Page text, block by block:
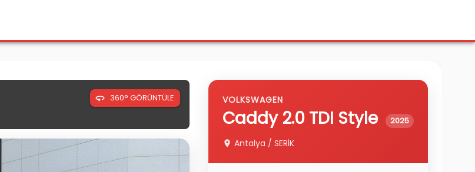
360° GÖRÜNTÜLE VOLKSWAGEN
Caddy2.0 TDI Style 2025
Antalya / SERİK